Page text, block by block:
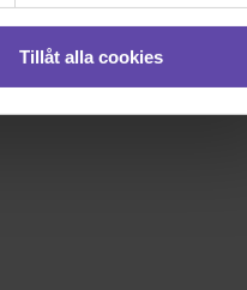
Tillåt alla cookies